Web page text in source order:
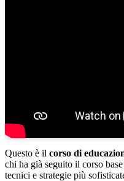
Questo è il corso di
chi ha già seguito il corso
tecnici e strategie più